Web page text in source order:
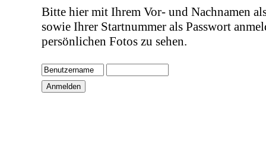
Bitte hier mit Ihrem Vor- und Nachnamen
sowie Ihrer Startnummer als Passwort
persönlichen Fotos zu sehen.